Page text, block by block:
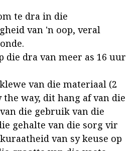
te dra in die
van 'n oop, veral
die dra van meer as 16 uur
van die materiaal (2
the way, dit hang af van die
die gebruik van die
gehalte van die sorg vir
van sy keuse op